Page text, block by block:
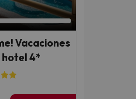
Vacaciones
hotel 4*